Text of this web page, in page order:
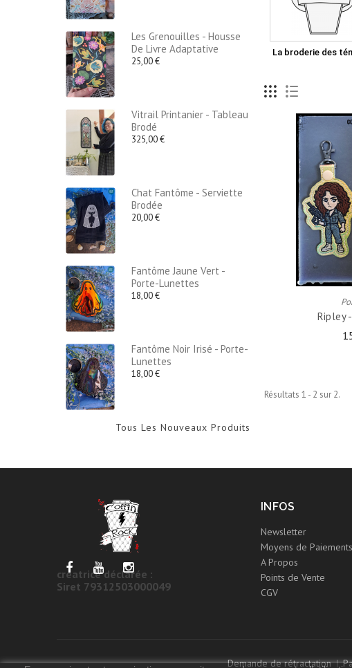
Les Grenouilles - Housse
De Livre Adaptative
25,00 €
Vitrail Printanier - Tableau
Brodé
325,00 €
Chat Fantôme - Serviette
Brodée
20,00 €
Fantôme Jaune Vert -
Porte-Lunettes
18,00 €
Fantôme Noir Irisé - Porte-
Lunettes
18,00 €
Tous Les Nouveaux Produits
La broderie des
Ripley
AJOUTER
Résultats 1 - 2 sur 2.
créatrice déclarée :
Siret 79312503000049
INFOS
Newsletter
Moyens de Paiements
A Propos
Points de Vente
CGV
Demande de rétractation